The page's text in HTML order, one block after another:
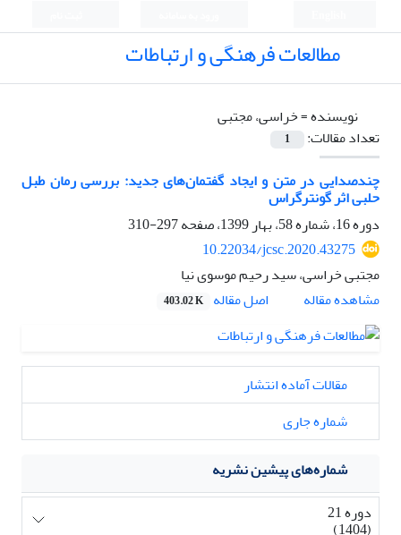
مطالعات فرهنگی و ارتباطات
نویسنده =خراسی، مجتبی
تعداد مقالات:
1
چندصدایی در متن و ایجاد گفتمان‌های جدید: بررسی رمان طبل
حلبی اثر گونترگراس
دوره 16، شماره 58، بهار 1399، صفحه
297-310
10.22034/jcsc.2020.43275
مجتبی خراسی، سید رحیم موسوی نیا
مشاهده مقاله
اصل مقاله 403.02 K
مقالات آماده انتشار
شماره جاری
شماره‌های پیشین نشریه
دوره 21
(1404)